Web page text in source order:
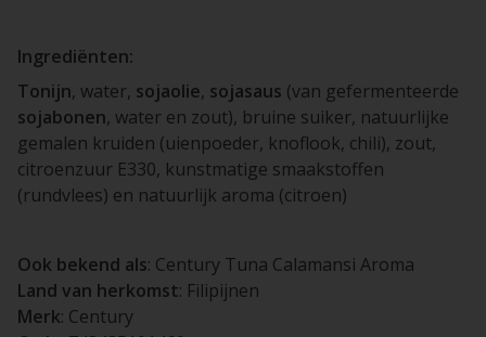
Ingrediënten:
Tonijn, water, sojaolie, sojasaus (van gefermenteerde
sojabonen, water en zout), bruine suiker, natuurlijke
gemalen kruiden (uienpoeder, knoflook, chili), zout,
citroenzuur E330, kunstmatige smaakstoffen
(rundvlees) en natuurlijk aroma (citroen)
Ook bekend als: Century Tuna Calamansi Aroma
Land van herkomst: Filipijnen
Merk: Century